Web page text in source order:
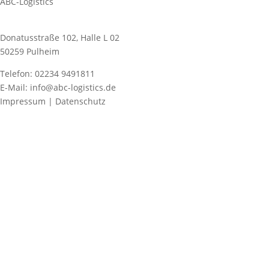
Donatusstraße 102, Halle L 02
50259 Pulheim
Telefon: 02234 9491811
E-Mail: info@abc-logistics.de
Impressum | Datenschutz